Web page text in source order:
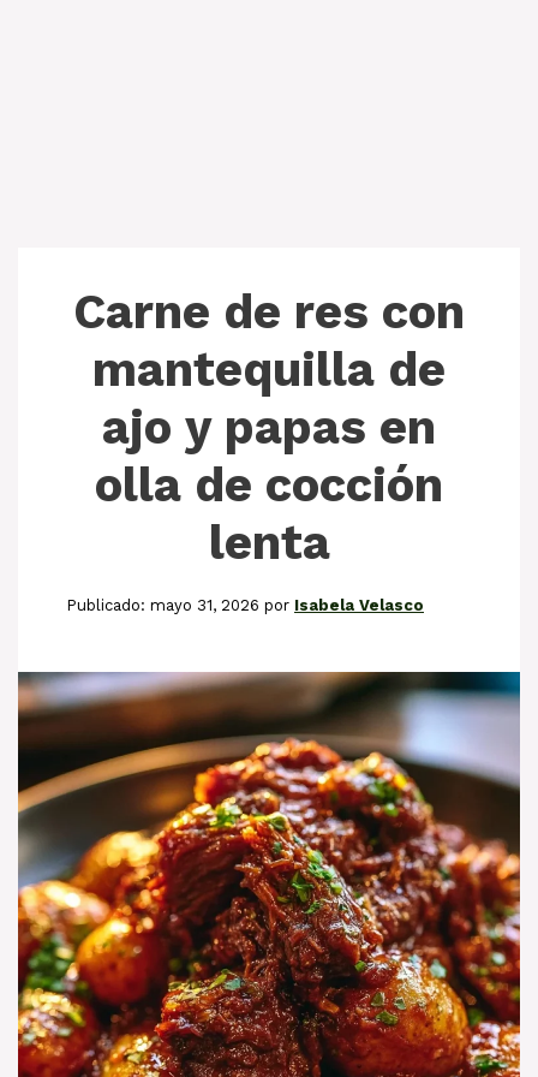
Carne de res con
mantequilla de
ajo y papas en
olla de cocción
lenta
mayo 31, 2026 por Isabela Velasco